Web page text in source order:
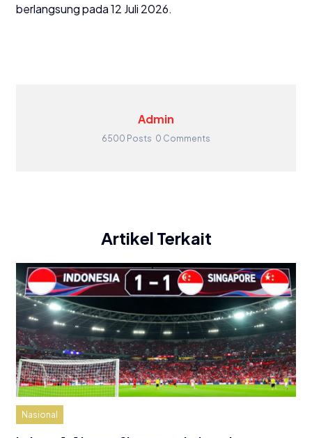
berlangsung pada 12 Juli 2026.
Admin
6500 Posts 0 Comments
Artikel Terkait
Nasional